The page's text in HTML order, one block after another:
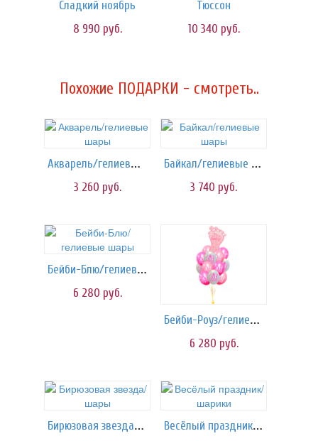
Сладкий ноябрь
8 990 руб.
Тюссон
10 340 руб.
Похожие ПОДАРКИ - смотреть..
Акварель/гелиевые шары
3 260 руб.
Байкал/гелиевые шары
3 740 руб.
Бейби-Блю/гелиевые шары
6 280 руб.
Бейби-Роуз/гелиевые шары
6 280 руб.
Бирюзовая звезда/шары Весёлый праздник/шарики